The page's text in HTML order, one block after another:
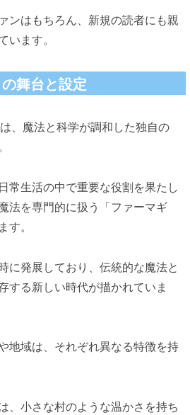
ンはもちろん、新規の読者にも親
います。
の舞台と設定
、魔法と科学が調和した独自の
常生活の中で重要な役割を果たし
法を専門的に扱う「ファーマギ
す。
に発展しており、伝統的な魔法と
する新しい時代が描かれていま
地域は、それぞれ異なる特徴を持
、小さな村のような温かさを持ち